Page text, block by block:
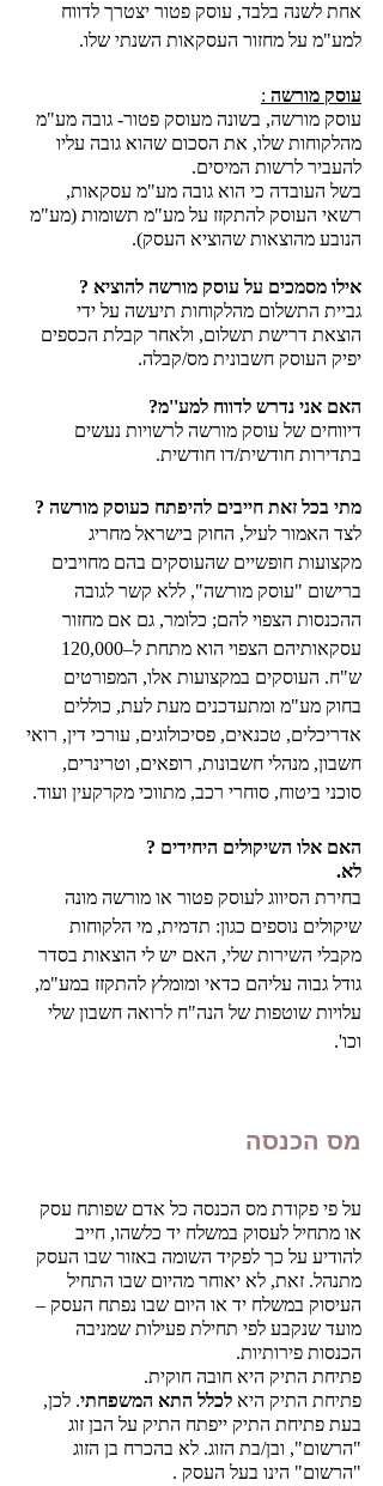
אחת לשנה בלבד, עוסק פטור יצטרך לדווח
למע"מ על מחזור העסקאות השנתי שלו.
עוסק מורשה :
עוסק מורשה, בשונה מעוסק פטור- גובה מע"מ
מהלקוחות שלו, את הסכום שהוא גובה עליו
להעביר לרשות המיסים.
בשל העובדה כי הוא גובה מע"מ עסקאות,
רשאי העוסק להתקזז על מע"מ תשומות (מע"מ
הנובע מהוצאות שהוציא העסק).
אילו מסמכים על עוסק מורשה להוציא ?
גביית התשלום מהלקוחות תיעשה על ידי
הוצאת דרישת תשלום, ולאחר קבלת הכספים
יפיק העוסק חשבונית מס/קבלה.
האם אני נדרש לדווח למע''מ?
דיווחים של עוסק מורשה לרשויות נעשים
בתדירות חודשית/דו חודשית.
מתי בכל זאת חייבים להיפתח כעוסק מורשה ?
לצד האמור לעיל, החוק בישראל מחריג
מקצועות חופשיים שהעוסקים בהם מחויבים
ברישום "עוסק מורשה", ללא קשר לגובה
ההכנסות הצפוי להם; כלומר, גם אם מחזור
ש"ח. העוסקים במקצועות אלו, המפורטים
בחוק מע"מ ומתעדכנים מעת לעת, כוללים
אדריכלים, טכנאים, פסיכולוגים, עורכי דין, רואי
חשבון, מנהלי חשבונות, רופאים, וטרינרים,
סוכני ביטוח, סוחרי רכב, מתווכי מקרקעין ועוד.
האם אלו השיקולים היחידים ?
לא.
בחירת הסיווג לעוסק פטור או מורשה מונה
שיקולים נוספים כגון: תדמית, מי הלקוחות
מקבלי השירות שלי, האם יש לי הוצאות בסדר
גודל גבוה עליהם כדאי ומומלץ להתקזז במע"מ,
עלויות שוטפות של הנה"ח לרואה חשבון שלי
וכו'.
מס הכנסה
על פי פקודת מס הכנסה כל אדם שפותח עסק
או מתחיל לעסוק במשלח יד כלשהו, חייב
להודיע על כך לפקיד השומה באזור שבו העסק
מתנהל. זאת, לא יאוחר מהיום שבו התחיל
העיסוק במשלח יד או היום שבו נפתח העסק –
מועד שנקבע לפי תחילת פעילות שמניבה
הכנסות פירותיות.
פתיחת התיק היא חובה חוקית.
פתיחת התיק היא לכלל התא המשפחתי. לכן,
בעת פתיחת התיק ייפתח התיק על הבן זוג
"הרשום", ובן/בת הזוג. לא בהכרח בן הזוג
"הרשום" הינו בעל העסק .